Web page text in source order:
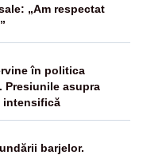
„Am respectat
în politica
Presiunile asupra
intensifică
barjelor.